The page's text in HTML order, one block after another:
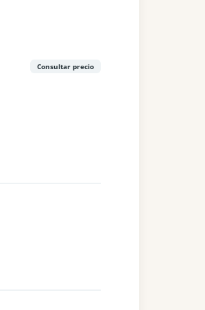
Consultar precio